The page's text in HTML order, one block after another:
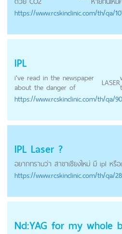
https://www.rcskinclinic.com/th/qa/
IPL
i've read in the newspaper
about the danger of
LASER
https://www.rcskinclinic.com/th/qa/
IPL Laser ?
อยากทราบว่า สาขาเชียงใหม่ มี ipl หรือ
https://www.rcskinclinic.com/th/qa/
Nd:YAG for my whole